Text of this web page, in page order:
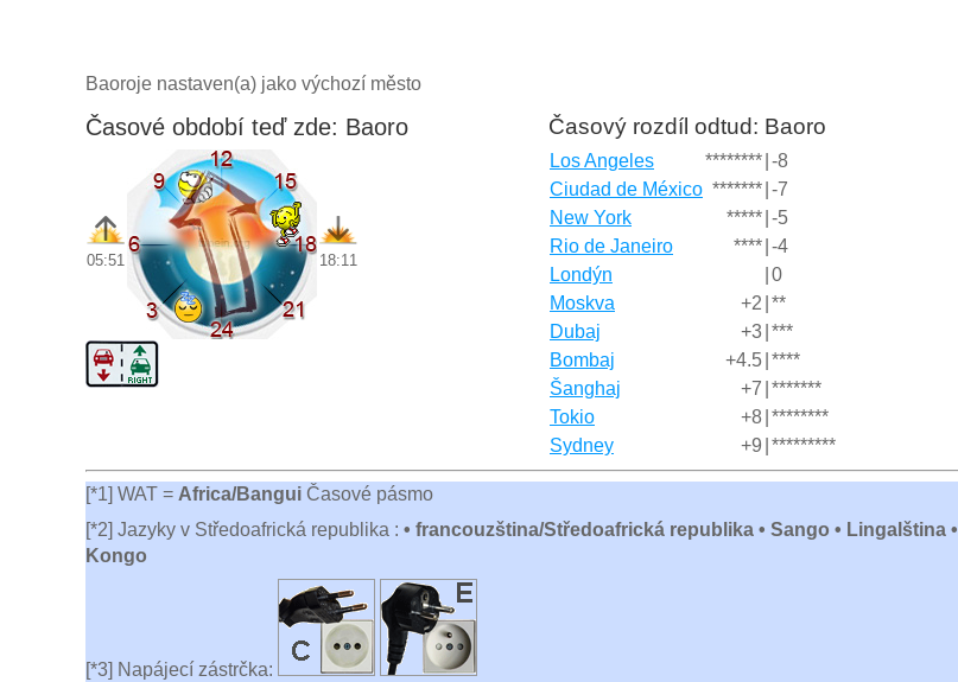
Baoroje nastaven(a) jako výchozí město
Časové období teď zde: Baoro
05:51 18:11
Časový rozdíl odtud: Baoro
Los Angeles ******** -8
Ciudad de México ******* -7
New York
***** -5
Rio de Janeiro
**** -4
Londýn
0
Moskva
+2 **
Dubaj
+3 ***
Bombaj
+4.5 ****
Šanghaj
+7 *******
Tokio
+8 ********
Sydney
+9 *********
[*1] WAT = Africa/Bangui Časové pásmo
[*2] Jazyky v Středoafrická republika : • francouzština/Středoafrická republika • Sango • Lingalština •
Kongo
[*3] Napájecí zástrčka: